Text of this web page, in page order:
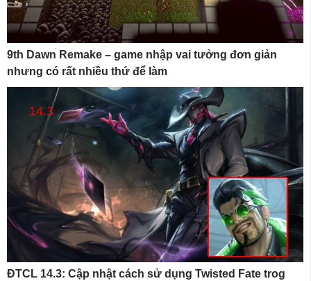
9th Dawn Remake – game nhập vai tưởng đơn giản
nhưng có rất nhiều thứ để làm
ĐTCL 14.3: Cập nhật cách sử dụng Twisted Fate trog